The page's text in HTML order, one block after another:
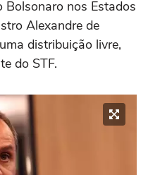
Bolsonaro nos Estados
Alexandre de
distribuição livre,
do STF.